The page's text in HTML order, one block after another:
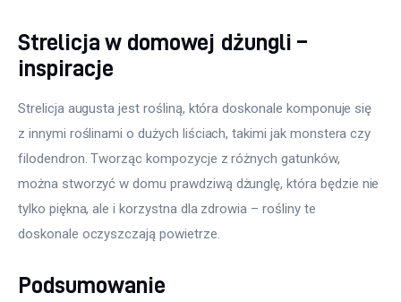
Strelicja w domowej dżungli –
inspiracje
Strelicja augusta jest rośliną, która doskonale komponuje się
z innymi roślinami o dużych liściach, takimi jak monstera czy
filodendron. Tworząc kompozycje z różnych gatunków,
można stworzyć w domu prawdziwą dżunglę, która będzie nie
tylko piękna, ale i korzystna dla zdrowia – rośliny te
doskonale oczyszczają powietrze.
Podsumowanie